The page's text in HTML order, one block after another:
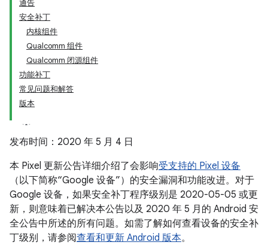
通告
安全补丁
内核组件
Qualcomm 组件
Qualcomm 闭源组件
功能补丁
常见问题和解答
版本
发布时间：2020 年 5 月 4 日
本 Pixel 更新公告详细介绍了会影响受支持的 Pixel 设备
（以下简称“Google 设备”）的安全漏洞和功能改进。对于
Google 设备，如果安全补丁程序级别是 2020-05-05 或更
新，则意味着已解决本公告以及 2020 年 5 月的 Android 安
全公告中所述的所有问题。如需了解如何查看设备的安全补
丁级别，请参阅查看和更新 Android 版本。